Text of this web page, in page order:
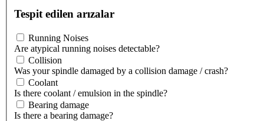
Tespit edilen arızalar
Running Noises
Are atypical running noises detectable?
Collision
Was your spindle damaged by a collision damage / crash?
Coolant
Is there coolant / emulsion in the spindle?
Bearing damage
Is there a bearing damage?